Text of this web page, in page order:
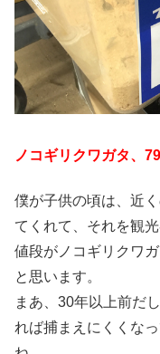
ノコギリクワガタ、
僕が子供の頃は、近
てくれて、それを観
値段がノコギリクワ
と思います。
まあ、30年以上前だ
れば捕まえにくくな